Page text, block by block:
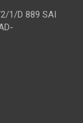
1/D 889 SAI